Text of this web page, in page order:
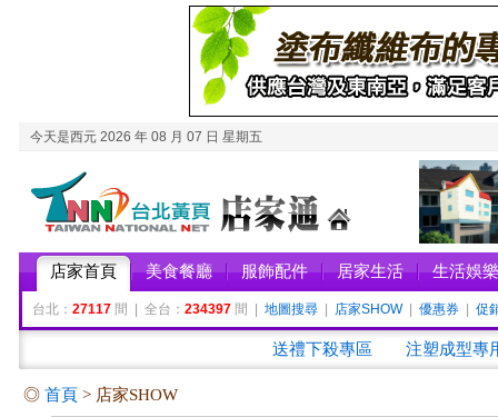
今天是西元 2026 年 08 月 07 日 星期五
店家首頁 美食餐廳 服飾配件 居家生活 生活娛樂
台北： 27117 間 | 全台： 234397 間 | 地圖搜尋 店家SHOW| 優惠券 促
送禮下殺專區 注塑成型專
◎ 首頁 > 店家SHOW